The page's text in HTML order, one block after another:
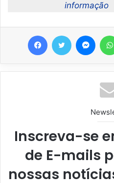
informação
Inscreva-se
de E-mails
nossas